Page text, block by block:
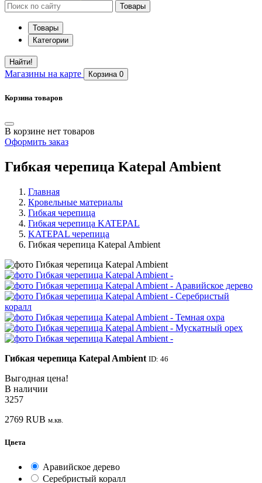
Товары
Товары
Категории
Найти!
Магазины на карте Корзина 0
Корзина товаров
В корзине нет товаров
Оформить заказ
Гибкая черепица Katepal Ambient
Главная
Кровельные материалы
Гибкая черепица
Гибкая черепица KATEPAL
KATEPAL черепица
Гибкая черепица Katepal Ambient
Гибкая черепица Katepal Ambient ID: 46
Выгодная цена!
В наличии
3257
2769 RUB м.кв.
Цвета
Аравийское дерево
Серебристый коралл